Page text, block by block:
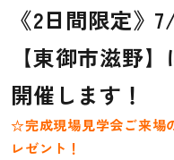
長野中央ハウ
上田ハウジン
佐久平ハウジ
家づくりお役
《2日間限定》
【東御市滋野
開催します！
☆完成現場見学会ご来場
レゼント！